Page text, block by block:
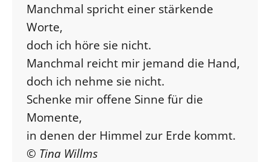
Manchmal spricht einer stärkende
Worte,
doch ich höre sie nicht.
Manchmal reicht mir jemand die Hand,
doch ich nehme sie nicht.
Schenke mir offene Sinne für die
Momente,
in denen der Himmel zur Erde kommt.
© Tina Willms